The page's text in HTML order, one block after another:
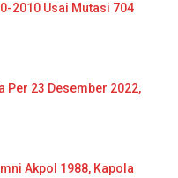
2010 Usai Mutasi 704
Per 23 Desember 2022,
Akpol 1988, Kapola